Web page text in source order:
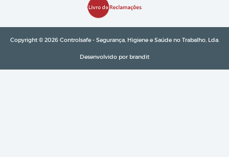
Copyright © 2026 Controlsafe - Segurança, Higiene e Saúde no Trabalho, Lda.
Desenvolvido por brandit